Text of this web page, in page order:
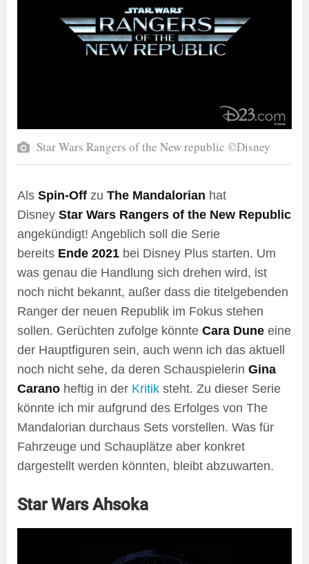
Star Wars Rangers of the New republic ©Disney
Als Spin-Off zu The Mandalorian hat
Disney Star Wars Rangers of the New Republic
angekündigt! Angeblich soll die Serie
bereits Ende 2021 bei Disney Plus starten. Um
was genau die Handlung sich drehen wird, ist
noch nicht bekannt, außer dass die titelgebenden
Ranger der neuen Republik im Fokus stehen
sollen. Gerüchten zufolge könnte Cara Dune eine
der Hauptfiguren sein, auch wenn ich das aktuell
noch nicht sehe, da deren Schauspielerin Gina
Carano heftig in der Kritik steht. Zu dieser Serie
könnte ich mir aufgrund des Erfolges von The
Mandalorian durchaus Sets vorstellen. Was für
Fahrzeuge und Schauplätze aber konkret
dargestellt werden könnten, bleibt abzuwarten.
Star Wars Ahsoka